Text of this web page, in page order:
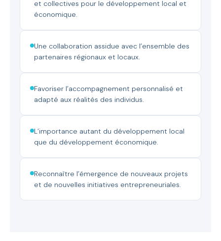
et collectives pour le développement local et
économique.
Une collaboration assidue avec l’ensemble des
partenaires régionaux et locaux.
Favoriser l’accompagnement personnalisé et
adapté aux réalités des individus.
L’importance autant du développement local
que du développement économique.
Reconnaître l’émergence de nouveaux projets
et de nouvelles initiatives entrepreneuriales.